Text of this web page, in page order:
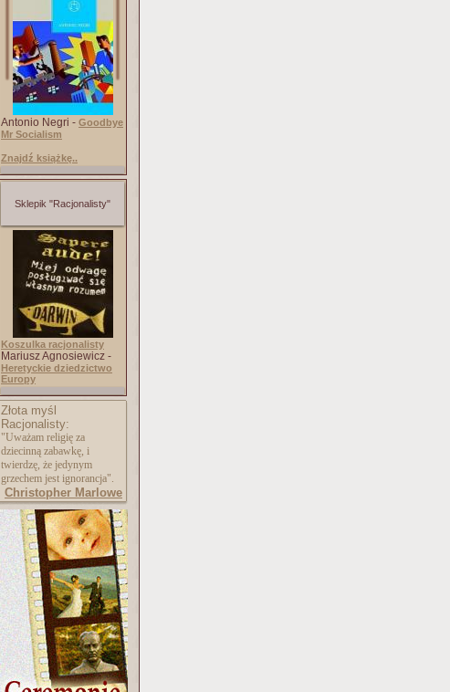
Antonio Negri - Goodbye
Mr Socialism
Znajdź książkę..
Sklepik "Racjonalisty"
Koszulka racjonalisty
Mariusz Agnosiewicz -
Heretyckie dziedzictwo
Europy
Złota myśl
Racjonalisty:
"Uważam religię za
dziecinną zabawkę, i
twierdzę, że jedynym
grzechem jest ignorancja".
Christopher Marlowe